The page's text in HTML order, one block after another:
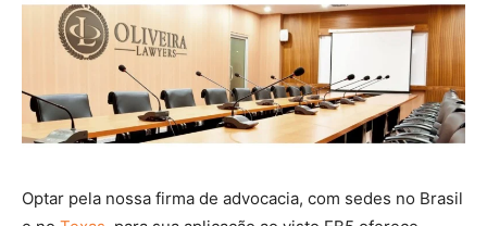
Optar pela nossa firma de advocacia, com sedes no Brasil